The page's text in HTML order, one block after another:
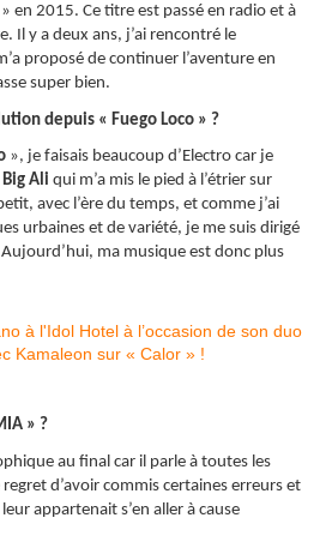
» en 2015. Ce titre est passé en radio et à
Il y a deux ans, j’ai rencontré le
proposé de continuer l’aventure en
super bien.
depuis « Fuego Loco » ?
», je faisais beaucoup d’Electro car je
Big Ali qui m’a mis le pied à l’étrier sur
avec l’ère du temps, et comme j’ai
urbaines et de variété, je me suis dirigé
ma musique est donc plus
» ?
au final car il parle à toutes les
d’avoir commis certaines erreurs et
appartenait s’en aller à cause